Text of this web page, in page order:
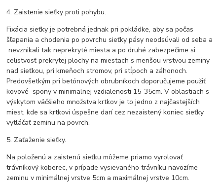
4. Zaistenie sieťky proti pohybu.
Fixácia sieťky je potrebná jednak pri pokládke, aby sa počas
šľapania a chodenia po povrchu sieťky pásy neodsúvali od seba a
nevznikali tak neprekryté miesta a po druhé zabezpečíme si
celistvosť prekrytej plochy na miestach s menšou vrstvou zeminy
nad sieťkou, pri kmeňoch stromov, pri stĺpoch a záhonoch.
Predovšetkým pri betónových obrubníkoch doporučujeme použiť
kovové spony v minimalnej vzdialenosti 15-35cm. V oblastiach s
výskytom väčšieho množstva krtkov je to jedno z najčastejších
miest, kde sa krtkovi úspešne darí cez nezaistený koniec sieťky
vytláčať zeminu na povrch.
5. Zaťaženie sieťky.
Na položenú a zaistenú sieťku môžeme priamo vyrolovať
trávníkový koberec, v prípade vysievaného trávníku navozíme
zeminu v minimálnej vrstve 5cm a maximálnej vrstve 10cm.